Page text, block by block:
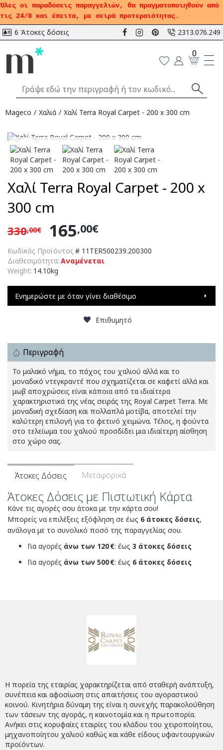
Όλες οι παραδόσεις παραγγελιών, θα πραγματοποιηθούν από
τις 24/8 και έπειτα, με σειρά προτεραιότητας.
6 Άτοκες δόσεις 2313.076.249
0
Mageco Χαλιά Χαλί Terra Royal Carpet - 200 x 300 cm
-50% Αναμένεται
Χαλί Terra Royal Carpet - 200 x
300 cm
Κωδικός Προϊόντος # 11TER500239.200300
Διαθεσιμότητα: Αναμένεται
Weight: 14.10kg
165,00€
330,00€
Ενημερώστε με όταν γίνει διαθέσιμο
Επιθυμητό
Περιγραφή
Το μαλακό νήμα, το πάχος του χαλιού αλλά και το
μοναδικό ντεγκραντέ που σχηματίζεται σε καφετί αλλά και
μωβ αποχρώσεις είναι κάποια από τα ιδιαίτερα
χαρακτηριστικά της νέας σειράς της Royal Carpet Terra. Με
μοναδική σχεδίαση και πολλαπλά μοτίβα, αποτελεί την
καλύτερη επιλογή για το φετινό χειμώνα. Τέλος, η φούντα
στο τελείωμα του χαλιού προσδίδει μια ιδιαίτερη αίσθηση
στο χώρο σας.
Άτοκες Δόσεις Μεταφορικά
Άτοκες Δόσεις με Πιστωτική Κάρτα
Κάνε τις αγορές σου άτοκα με την κάρτα σου!
Μπορείς να επιλέξεις εξόφληση σε έως 6 άτοκες δόσεις,
ανάλογα με το συνολικό ποσό της παραγγελίας σου.
Για αγορές άνω των 120 €: έως 3 άτοκες δόσεις
Για αγορές άνω των 500 €: έως 6 άτοκες δόσεις
Η πορεία της εταιρίας χαρακτηρίζεται από σταθερή ανάπτυξη,
συνέπεια και αφοσίωση στις απαιτήσεις του αγοραστικού
κοινού. Κινητήρια δύναμη της είναι η συνεχής παρακολούθηση
των τάσεων της αγοράς, η καινοτομία και η πρωτοπορία.
Ανήκει στις κορυφαίες εταιρίες του κλάδου του χειροποίητου,
μηχανοποίητου χαλιού καθώς και κάθε είδους υφαντουργικών
προϊόντων.